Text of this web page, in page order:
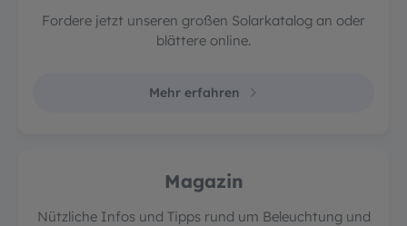
Fordere jetzt unseren großen Solarkatalog an oder
blättere online.
Mehr erfahren
Magazin
Nützliche Infos und Tipps rund um Beleuchtung und